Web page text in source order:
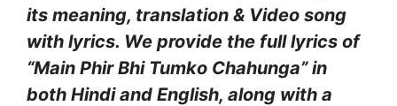
its meaning, translation & Video song
with lyrics. We provide the full lyrics of
“Main Phir Bhi Tumko Chahunga” in
both Hindi and English, along with a